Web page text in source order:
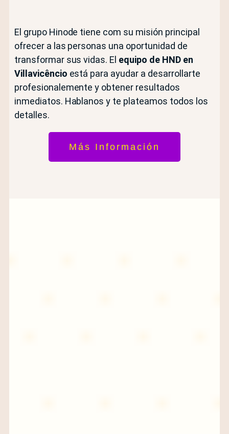
El grupo Hinode tiene com su misión principal
ofrecer a las personas una oportunidad de
transformar sus vidas. El equipo de HND en
Villavicêncio está para ayudar a desarrollarte
profesionalemente y obtener resultados
inmediatos. Hablanos y te plateamos todos los
detalles.
Más Información